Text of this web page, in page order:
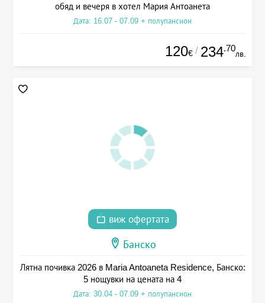
обяд и вечеря в хотел Мария Антоанета
Дата: 16.07 - 07.09 + полупансион
120€ / 234.70
лв.
виж офертата
Банско
Лятна почивка 2026 в Maria Antoaneta Residence, Банско:
5 нощувки на цената на 4
Дата: 30.04 - 07.09 + полупансион